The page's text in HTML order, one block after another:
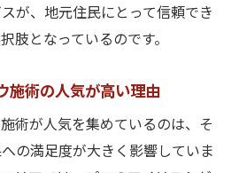
アイブロウサロンが提供する
ー紹介
ロウトリートメントとは
のオーダーメイドアイブロウ
が、地元住民にとって信頼でき
肢となっているのです。
施術の人気が高い理由
術が人気を集めているのは、そ
の満足度が大きく影響していま